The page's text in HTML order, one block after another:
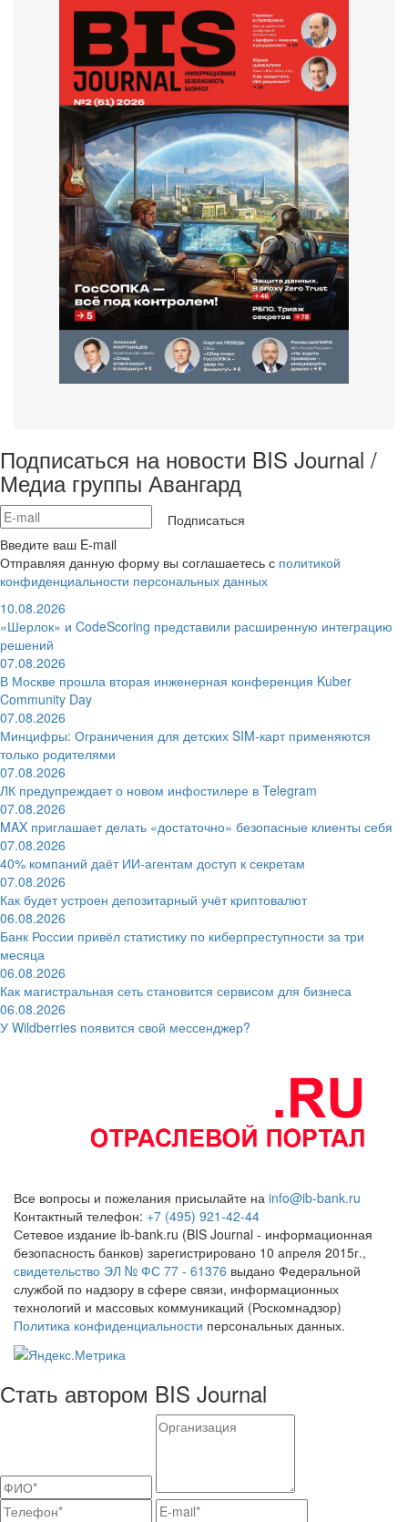
Подписаться на новости BIS Journal /
Медиа группы Авангард
Подписаться
Введите ваш E-mail
Отправляя данную форму вы соглашаетесь с политикой
конфиденциальности персональных данных
10.08.2026
«Шерлок» и CodeScoring представили расширенную интеграцию
решений
07.08.2026
В Москве прошла вторая инженерная конференция Kuber
Community Day
07.08.2026
Минцифры: Ограничения для детских SIM-карт применяются
только родителями
07.08.2026
ЛК предупреждает о новом инфостилере в Telegram
07.08.2026
MAX приглашает делать «достаточно» безопасные клиенты себя
07.08.2026
40% компаний даёт ИИ‑агентам доступ к секретам
07.08.2026
Как будет устроен депозитарный учёт криптовалют
06.08.2026
Банк России привёл статистику по киберпреступности за три
месяца
06.08.2026
Как магистральная сеть становится сервисом для бизнеса
06.08.2026
У Wildberries появится свой мессенджер?
Все вопросы и пожелания присылайте на info@ib-bank.ru
Контактный телефон: +7 (495) 921-42-44
Сетевое издание ib-bank.ru (BIS Journal - информационная
безопасность банков) зарегистрировано 10 апреля 2015г.,
свидетельство ЭЛ № ФС 77 - 61376 выдано Федеральной
службой по надзору в сфере связи, информационных
технологий и массовых коммуникаций (Роскомнадзор)
Политика конфиденциальности персональных данных.
Стать автором BIS Journal